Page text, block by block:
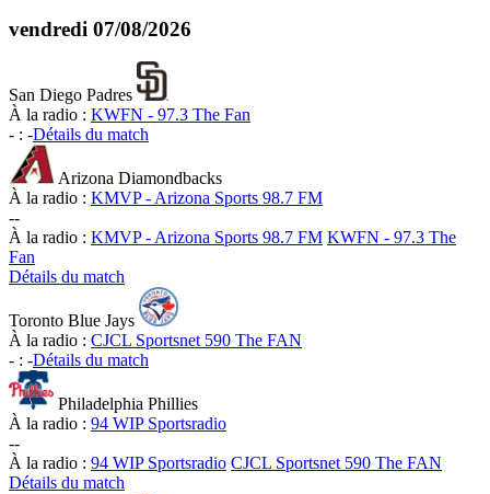
vendredi 07/08/2026
San Diego Padres
À la radio : KWFN - 97.3 The Fan
- : -Détails du match
Arizona Diamondbacks
À la radio : KMVP - Arizona Sports 98.7 FM
--
À la radio : KMVP - Arizona Sports 98.7 FM KWFN - 97.3 The
Fan
Détails du match
Toronto Blue Jays
À la radio : CJCL Sportsnet 590 The FAN
- : -Détails du match
Philadelphia Phillies
À la radio : 94 WIP Sportsradio
--
À la radio : 94 WIP Sportsradio CJCL Sportsnet 590 The FAN
Détails du match